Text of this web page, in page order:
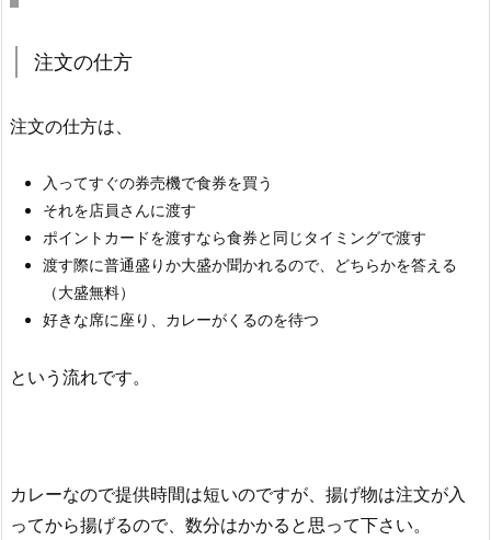
注文の仕方
注文の仕方は、
入ってすぐの券売機で食券を買う
それを店員さんに渡す
ポイントカードを渡すなら食券と同じタイミングで渡す
渡す際に普通盛りか大盛か聞かれるので、どちらかを答える
（大盛無料）
好きな席に座り、カレーがくるのを待つ
という流れです。
カレーなので提供時間は短いのですが、揚げ物は注文が入
ってから揚げるので、数分はかかると思って下さい。